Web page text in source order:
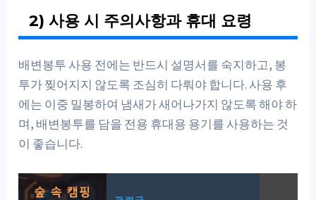
2) 사용 시 주의사항과 휴대 요령
배변봉투 사용 전에는 반드시 설명서를 숙지하고, 봉
투가 찢어지지 않도록 조심히 다뤄야 합니다. 사용 후
에는 이중 밀봉하여 냄새가 새어나가지 않도록 해야 하
며, 배변봉투를 담을 전용 휴대용 용기를 사용하는 것
이 좋습니다.